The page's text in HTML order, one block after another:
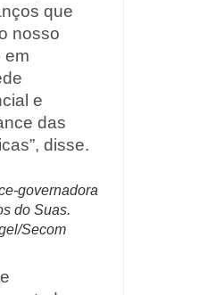
que
nosso
em
e
das
disse.
governadora
do Suas.
Secom